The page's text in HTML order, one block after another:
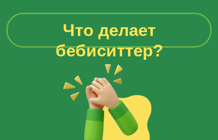
Играет с ребенком (инсталяции
парка, подвижные игры,
настольные игры) Игры
выбираются в зависимости